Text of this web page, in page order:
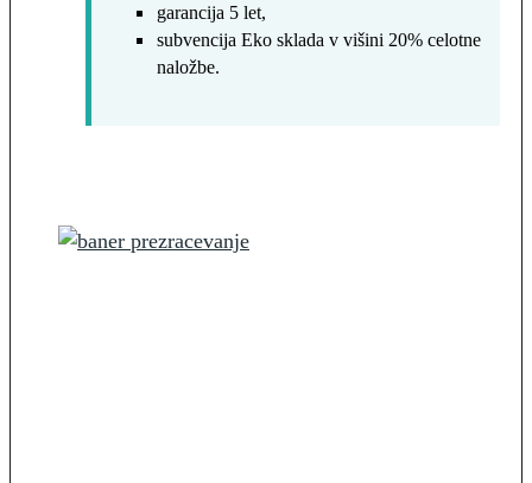
garancija 5 let,
subvencija Eko sklada v višini 20% celotne
naložbe.